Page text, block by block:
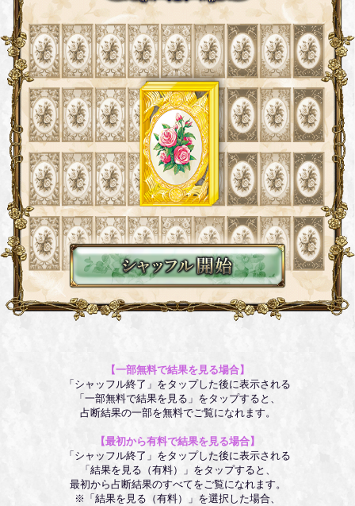
【一部無料で結果を見る場合】
「シャッフル終了」をタップした後に表示される
「一部無料で結果を見る」をタップすると、
占断結果の一部を無料でご覧になれます。
【最初から有料で結果を見る場合】
「シャッフル終了」をタップした後に表示される
「結果を見る（有料）」をタップすると、
最初から占断結果のすべてをご覧になれます。
※「結果を見る（有料）」を選択した場合、